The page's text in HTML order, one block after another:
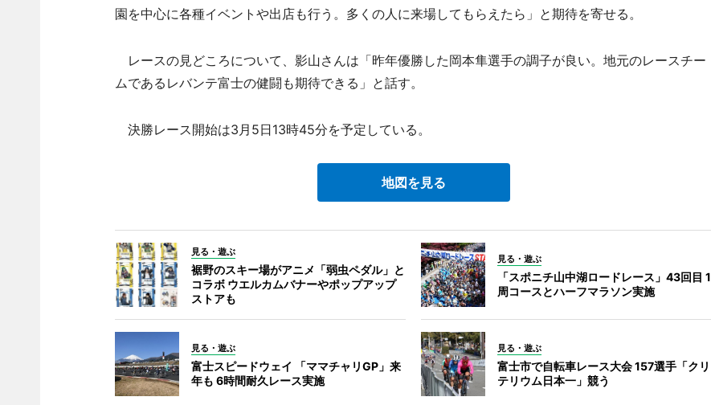
園を中心に各種イベントや出店も行う。多くの人に来場してもらえたら」と期待を寄せる。
レースの見どころについて、影山さんは「昨年優勝した岡本隼選手の調子が良い。地元のレースチー
ムであるレバンテ富士の健闘も期待できる」と話す。
決勝レース開始は3月5日13時45分を予定している。
地図を見る
見る・遊ぶ
裾野のスキー場がアニメ「弱虫ペダル」と
コラボ ウエルカムバナーやポップアップ
ストアも
見る・遊ぶ
「スポニチ山中湖ロードレース」43回目 1
周コースとハーフマラソン実施
見る・遊ぶ
富士スピードウェイ 「ママチャリGP」来
年も 6時間耐久レース実施
見る・遊ぶ
富士市で自転車レース大会 157選手「クリ
テリウム日本一」競う